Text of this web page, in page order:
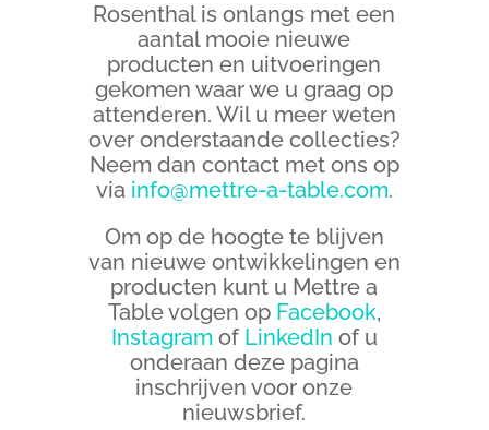
Rosenthal is onlangs met een
aantal mooie nieuwe
producten en uitvoeringen
gekomen waar we u graag op
attenderen. Wil u meer weten
over onderstaande collecties?
Neem dan contact met ons op
via info@mettre-a-table.com.
Om op de hoogte te blijven
van nieuwe ontwikkelingen en
producten kunt u Mettre a
Table volgen op Facebook,
Instagramof LinkedIn of u
onderaan deze pagina
inschrijven voor onze
nieuwsbrief.